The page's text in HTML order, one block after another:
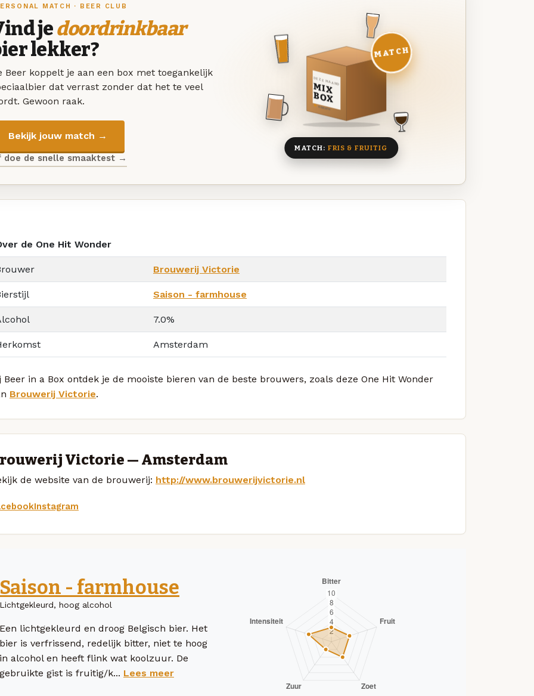
MATCH · BEER CLUB
jedoordrinkbaar
lekker?
Beer koppelt je aan een box met toegankelijk
dat verrast zonder dat het te veel
Gewoon raak.
Bekijk jouw match →
doe de snelle smaaktest →
DEZE MAAND
MIX
BOX
8 BIEREN
MATCH
MATCH: FRIS & FRUITIG
de One Hit Wonder
Brouwerij Victorie
Saison - farmhouse
7.0%
Amsterdam
Beer in a Box ontdek je de mooiste bieren van de beste brouwers, zoals deze One Hit Wonder
Brouwerij Victorie.
Victorie — Amsterdam
de website van de brouwerij: http://www.brouwerijvictorie.nl
Instagram
Saison - farmhouse
Lichtgekleurd, hoog alcohol
Een lichtgekleurd en droog Belgisch bier. Het
bier is verfrissend, redelijk bitter, niet te hoog
in alcohol en heeft flink wat koolzuur. De
gebruikte gist is fruitig/k... Lees meer